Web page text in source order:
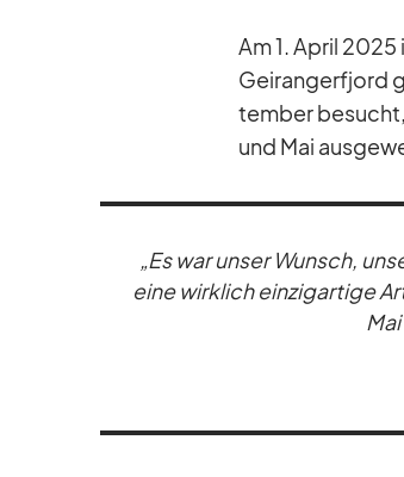
Am 1. April
Ge­i­rang­erfjord
tem­ber be­sucht,
und Mai
„Es war un­ser Wunsch,
eine wirk­lich ein­zig­ar­tige